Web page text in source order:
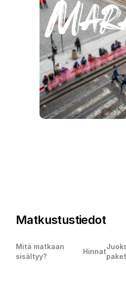
Matkustustiedot
Mitä matkaan
sisältyy?
Hinnat